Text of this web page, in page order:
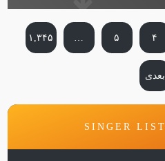
۴ ۵ ۱,۳۴۵
بعدی
SINGER LIST